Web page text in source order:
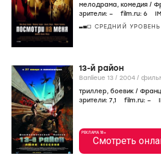
мелодрама, комедия /
зрители: – film.ru: 6
СРЕДНИЙ УРОВЕНЬ
13-й район
Banlieue 13 / 2004 /
триллер, боевик /
зрители: 7,1 film.ru: –
РЕКЛАМА 18+
Смотреть